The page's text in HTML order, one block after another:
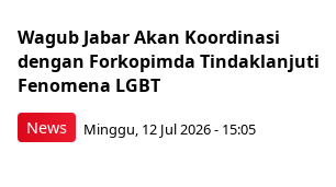
News
Wagub Jabar Akan Koordinasi
dengan Forkopimda Tindaklanjuti
Fenomena LGBT
Minggu, 12 Jul 2026 - 15:05